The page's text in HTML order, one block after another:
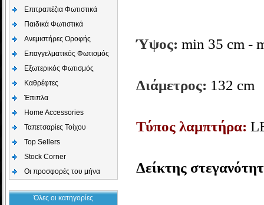
Επιτραπέζια Φωτιστικά
Παιδικά Φωτιστικά
Aνεμιστήρες Οροφής
Επαγγελματικός Φωτισμός
Εξωτερικός Φωτισμός
Καθρέφτες
Έπιπλα
Home Accessories
Ταπετσαρίες Τοίχου
Top Sellers
Stock Corner
Οι προσφορές του μήνα
Όλες οι κατηγορίες
Ύψος: min 35 cm -
Διάμετρος: 132 cm
Τύπος λαμπτήρα:
Δείκτης